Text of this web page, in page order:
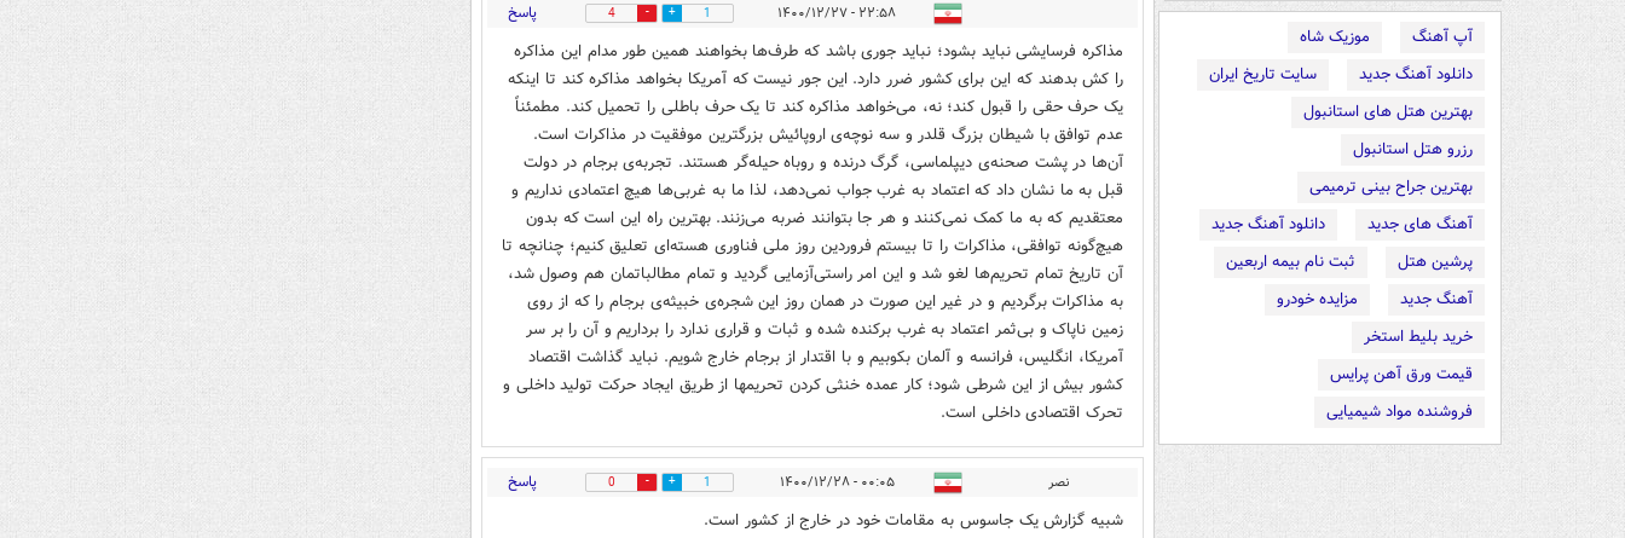
آپ آهنگ
موزیک شاه
دانلود آهنگ جدید
سایت تاریخ ایران
بهترین هتل های استانبول
رزرو هتل استانبول
بهترین جراح بینی ترمیمی
آهنگ های جدید
دانلود آهنگ جدید
پرشین هتل
ثبت نام بیمه اربعین
آهنگ جدید
مزایده خودرو
خرید بلیط استخر
قیمت ورق آهن پرایس
فروشنده مواد شیمیایی
۲۲:۵۸ - ۱۴۰۰/۱۲/۲۷ 1
4 پاسخ
مذاکره فرسایشی نباید بشود؛ نباید جوری باشد که طرف‌ها بخواهند همین طور مدام این مذاکره
را کش بدهند که این برای کشور ضرر دارد. این جور نیست که آمریکا بخواهد مذاکره کند تا اینکه
یک حرف حقی را قبول کند؛ نه، می‌خواهد مذاکره کند تا یک حرف باطلی را تحمیل کند. مطمئناً
عدم توافق با شیطان بزرگ قلدر و سه نوچه‌ی اروپائیش بزرگترین موفقیت در مذاکرات است.
آن‌ها در پشت صحنه‌ی دیپلماسی، گرگ درنده و روباه حیله‌گر هستند. تجربه‌ی برجام در دولت
قبل به ما نشان داد که اعتماد به غرب جواب نمی‌دهد، لذا ما به غربی‌ها هیچ اعتمادی نداریم و
معتقدیم که به ما کمک نمی‌کنند و هر جا بتوانند ضربه می‌زنند. بهترین راه این است که بدون
هیچ‌گونه توافقی، مذاکرات را تا بیستم فروردین روز ملی فناوری هسته‌ای تعلیق کنیم؛ چنانچه تا
آن تاریخ تمام تحریم‌ها لغو شد و این امر راستی‌آزمایی گردید و تمام مطالباتمان هم وصول شد،
به مذاکرات برگردیم و در غیر این‌ صورت در همان روز این شجره‌ی خبیثه‌ی برجام را که از روی
زمین ناپاک و بی‌ثمر اعتماد به غرب برکنده شده و ثبات و قراری ندارد را برداریم و آن را بر سر
آمریکا، انگلیس، فرانسه و آلمان بکوبیم و با اقتدار از برجام خارج شویم. نباید گذاشت اقتصاد
کشور بیش از این شرطی شود؛ کار عمده خنثی کردن تحریمها از طریق ایجاد حرکت تولید داخلی و
تحرک اقتصادی داخلی است.
نصر ۰۰:۰۵ - ۱۴۰۰/۱۲/۲۸ 1
0 پاسخ
شبیه گزارش یک جاسوس به مقامات خود در خارج از کشور است.